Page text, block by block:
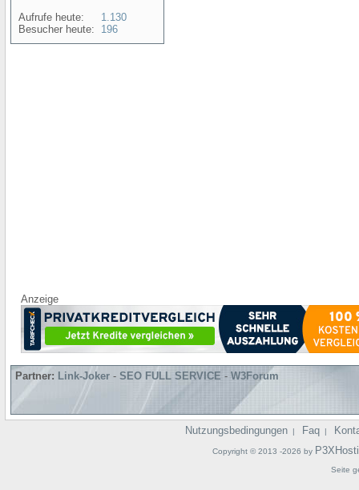
Aufrufe heute:
Besucher heute:
1.130
196
Anzeige
Partner: Link-Joker - SEO FULL SERVICE - W3Forum
Nutzungsbedingungen | Faq |
Copyright © 2013 -2026 by
Seite